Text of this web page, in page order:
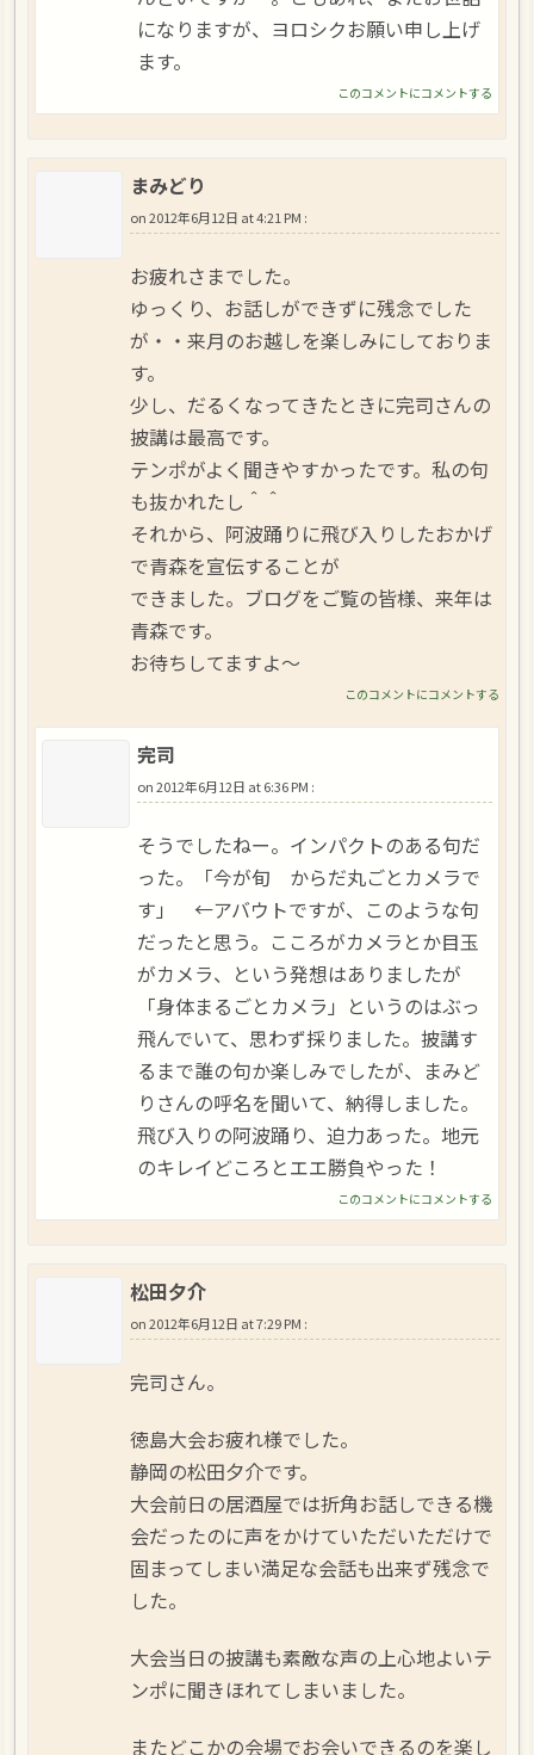
になりますが、ヨロシクお願い申し上げ
ます。
このコメントにコメントする
まみどり
on2012年6月12日 at 4:21 PM :
お疲れさまでした。
ゆっくり、お話しができずに残念でした
が・・来月のお越しを楽しみにしておりま
す。
少し、だるくなってきたときに完司さんの
披講は最高です。
テンポがよく聞きやすかったです。私の句
も抜かれたし＾＾
それから、阿波踊りに飛び入りしたおかげ
で青森を宣伝することが
できました。ブログをご覧の皆様、来年は
青森です。
お待ちしてますよ～
このコメントにコメントする
完司
on2012年6月12日 at 6:36 PM :
そうでしたねー。インパクトのある句だ
った。「今が旬 からだ丸ごとカメラで
す」 ←アバウトですが、このような句
だったと思う。こころがカメラとか目玉
がカメラ、という発想はありましたが
「身体まるごとカメラ」というのはぶっ
飛んでいて、思わず採りました。披講す
るまで誰の句か楽しみでしたが、まみど
りさんの呼名を聞いて、納得しました。
飛び入りの阿波踊り、迫力あった。地元
のキレイどころとエエ勝負やった！
このコメントにコメントする
松田夕介
on2012年6月12日 at 7:29 PM :
完司さん。
徳島大会お疲れ様でした。
静岡の松田夕介です。
大会前日の居酒屋では折角お話しできる機
会だったのに声をかけていただいただけで
固まってしまい満足な会話も出来ず残念で
した。
大会当日の披講も素敵な声の上心地よいテ
ンポに聞きほれてしまいました。
またどこかの会場でお会いできるのを楽し